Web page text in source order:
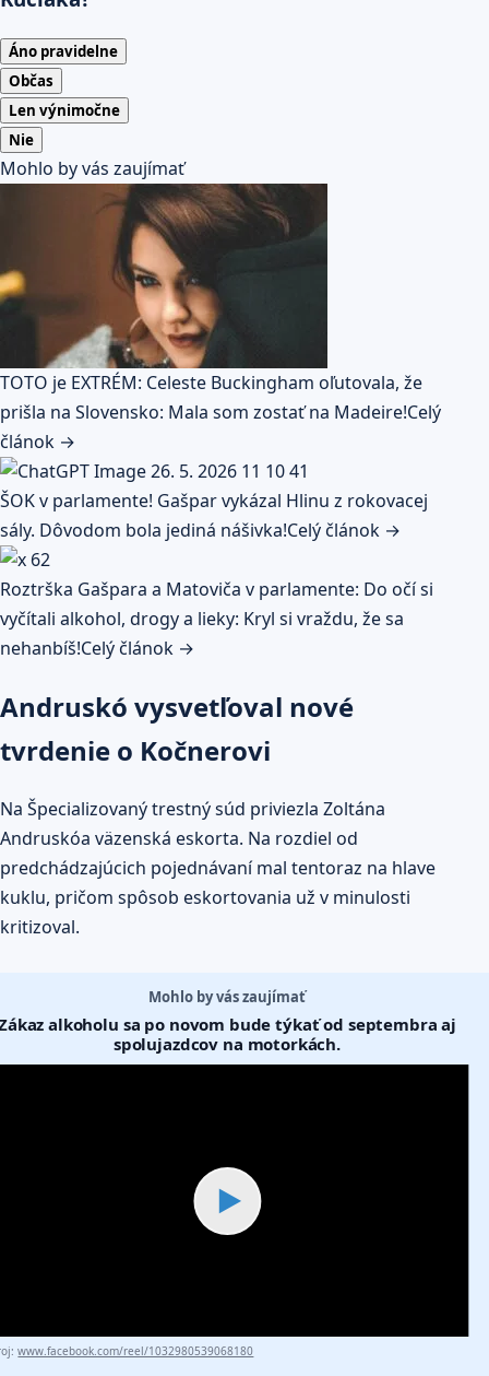
Áno pravidelne
Občas
Len výnimočne
Nie
Mohlo by vás zaujímať
TOTO je EXTRÉM: Celeste Buckingham oľutovala, že
prišla na Slovensko: Mala som zostať na Madeire!Celý
článok →
ŠOK v parlamente! Gašpar vykázal Hlinu z rokovacej
sály. Dôvodom bola jediná nášivka!Celý článok →
Roztrška Gašpara a Matoviča v parlamente: Do očí si
vyčítali alkohol, drogy a lieky: Kryl si vraždu, že sa
nehanbíš!Celý článok →
Andruskó vysvetľoval nové
tvrdenie o Kočnerovi
Na Špecializovaný trestný súd priviezla Zoltána
Andruskóa väzenská eskorta. Na rozdiel od
predchádzajúcich pojednávaní mal tentoraz na hlave
kuklu, pričom spôsob eskortovania už v minulosti
kritizoval.
Mohlo by vás zaujímať
alkoholu sa po novom bude týkať od septembra aj
spolujazdcov na motorkách.
▶
www.facebook.com/reel/1032980539068180